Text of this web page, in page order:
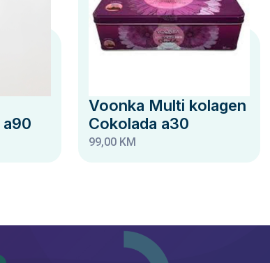
Voonka Multi kolagen
Cokolada a30
99,00 KM